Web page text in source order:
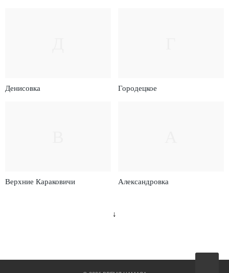
Денисовка Городецкое
Верхние Караковичи Александровка
↓